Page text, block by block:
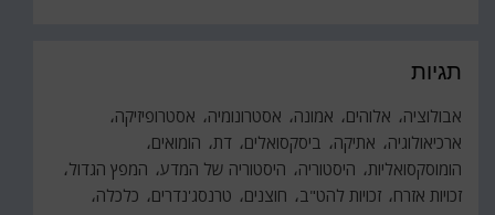
תגיות
אבולוציה אלוהים אמונה אסטרונומיה
אסטרופיזיקה
ארכיאולוגיה
אתיקה ביסקסואלים דת הומואים
הומוסקסואליות היסטוריה היסטוריה של המדע המפץ הגדול
זכויות אזרח זכויות להט"ב חוצנים טרנסג'נדרים
כלכלה